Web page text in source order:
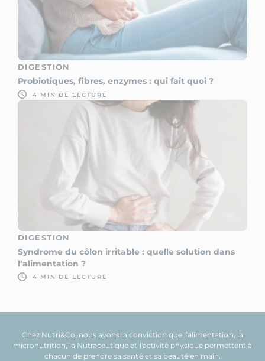
DIGESTION
Probiotiques, fibres, enzymes : qui fait quoi ?
4 MIN DE LECTURE
DIGESTION
Syndrome du côlon irritable : quelle solution dans
l’alimentation ?
4 MIN DE LECTURE
Chez Nutri&Co, nous avons la conviction que l’alimentation , la
micronutrition , la Nutraceutique et l'activité physiquepermettent à
chacun de prendre sasantéet sa beautéen main.